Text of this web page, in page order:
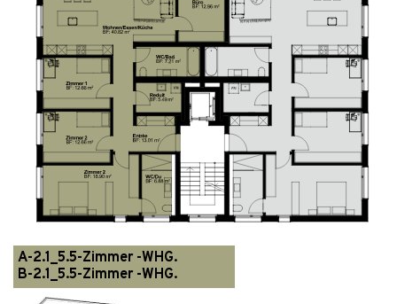
A-2.1_5.5-Zimmer -WHG.
B-2.1_5.5-Zimmer -WHG.